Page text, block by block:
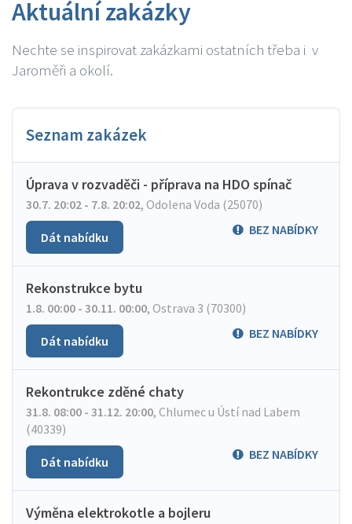
Aktuální zakázky
Nechte se inspirovat zakázkami ostatních třeba i v
Jaroměři a okolí.
Seznam zakázek
Úprava v rozvaděči - příprava na HDO spínač
30.7. 20:02 - 7.8. 20:02, Odolena Voda (25070)
BEZ NABÍDKY
Dát nabídku
Rekonstrukce bytu
1.8. 00:00 - 30.11. 00:00, Ostrava 3 (70300)
BEZ NABÍDKY
Dát nabídku
Rekontrukce zděné chaty
31.8. 08:00 - 31.12. 20:00, Chlumec u Ústí nad Labem
(40339)
BEZ NABÍDKY
Dát nabídku
Výměna elektrokotle a bojleru